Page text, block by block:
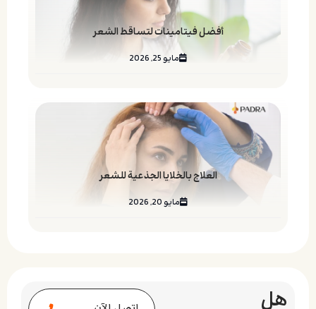
أفضل فيتامينات لتساقط الشعر
مايو 25, 2026
العلاج بالخلايا الجذعية للشعر
مايو 20, 2026
هل